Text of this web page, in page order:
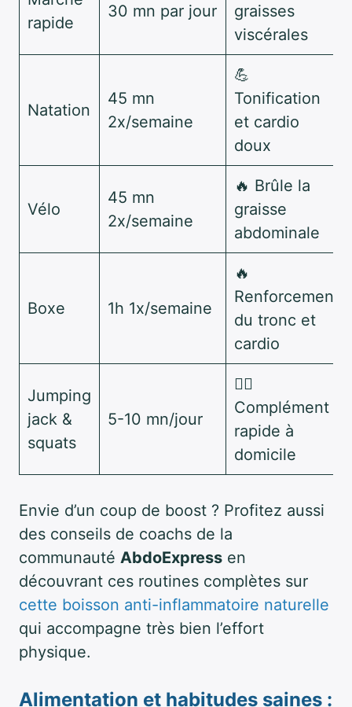
rapide
30 mn par jour
graisses
viscérales
Natation
45 mn
2x/semaine
💪
Tonification
et cardio
doux
Vélo
45 mn
2x/semaine
🔥 Brûle la
graisse
abdominale
Boxe 1h 1x/semaine
🔥
Renforcement
du tronc et
cardio
Jumping
jack &
squats
5-10 mn/jour
🏋️‍♀️
Complément
rapide à
domicile
Envie d’un coup de boost ? Profitez aussi
des conseils de coachs de la
communauté AbdoExpress en
découvrant ces routines complètes sur
cette boisson anti-inflammatoire naturelle
qui accompagne très bien l’effort
physique.
Alimentation et habitudes saines :